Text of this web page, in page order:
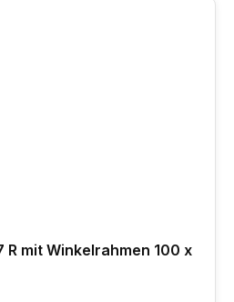
R mit Winkelrahmen 100 x